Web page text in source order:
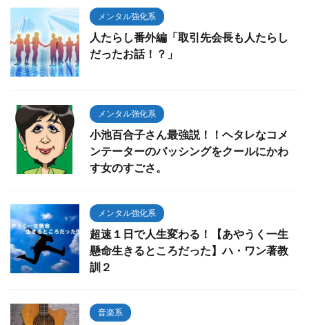
メンタル強化系
人たらし番外編「取引先会長も人たらし
だったお話！？」
メンタル強化系
小池百合子さん最強説！！ヘタレなコメ
ンテーターのバッシングをクールにかわ
す女のすごさ。
メンタル強化系
超速１日で人生変わる！【あやうく一生
懸命生きるところだった】ハ・ワン著教
訓２
音楽系